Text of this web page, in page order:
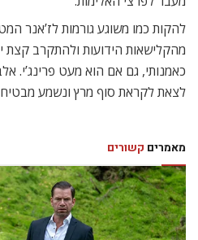
להקות כמו משוגע גורמות לז’אנר
מהקלישאות הידועות ולהתקרב
לצאת לקראת סוף מרץ ונשמע מבטיח
מאמרים קשורים